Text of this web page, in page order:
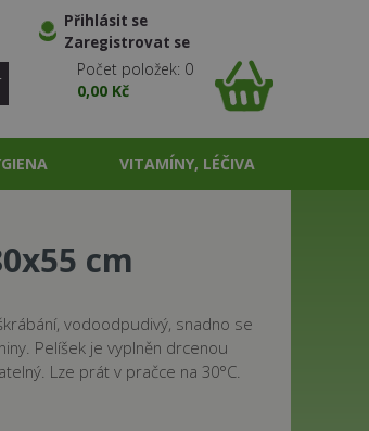
Přihlásit se
Zaregistrovat se
Počet položek: 0
0,00 Kč
VITAMÍNY, LÉČIVA
cm
vodoodpudivý, snadno se
Pelíšek je vyplněn drcenou
Lze prát v pračce na 30°C.